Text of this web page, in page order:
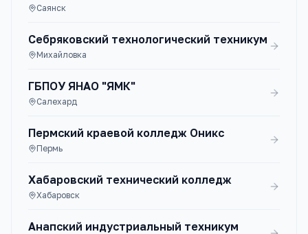
Саянск
Себряковский технологический техникум
Михайловка
ГБПОУ ЯНАО "ЯМК"
Салехард
Пермский краевой колледж Оникс
Пермь
Хабаровский технический колледж
Хабаровск
Анапский индустриальный техникум